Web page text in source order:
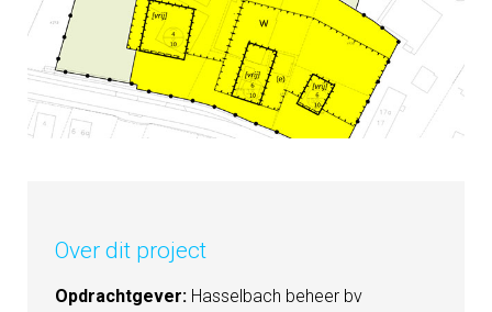
Over dit project
Opdrachtgever: Hasselbach beheer bv